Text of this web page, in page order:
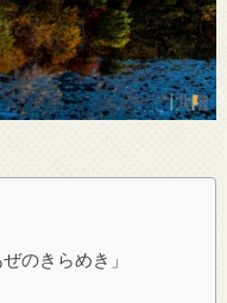
のきらめき」